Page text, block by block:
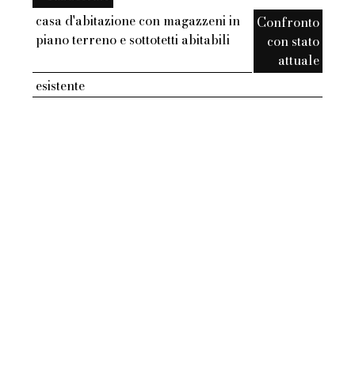
casa d'abitazione con magazzeni in
piano terreno e sottotetti abitabili
Confronto
con stato
attuale
esistente